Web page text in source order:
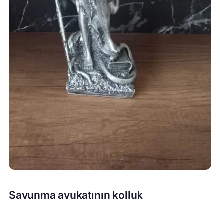
Savunma avukatının kolluk